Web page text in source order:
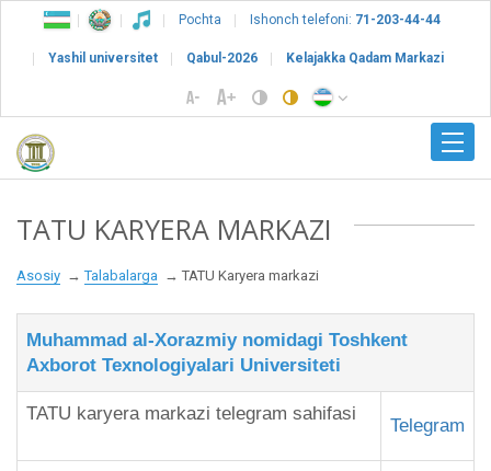
Pochta Ishonch telefoni: 71-203-44-44
Yashil universitet Qabul-2026 Kelajakka Qadam Markazi
TATU KARYERA MARKAZI
Asosiy Talabalarga TATU Karyera markazi
Muhammad al-Xorazmiy nomidagi Toshkent
Axborot Texnologiyalari Universiteti
TATU karyera markazi telegram sahifasi
Telegram